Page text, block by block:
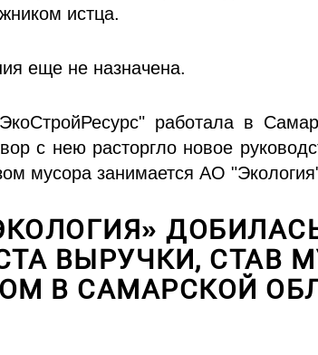
истца.
еще не назначена.
работала в
с нею расторгло новое
мусора занимается АО
ВЫРУЧКИ, СТАВ
В САМАРСКОЙ